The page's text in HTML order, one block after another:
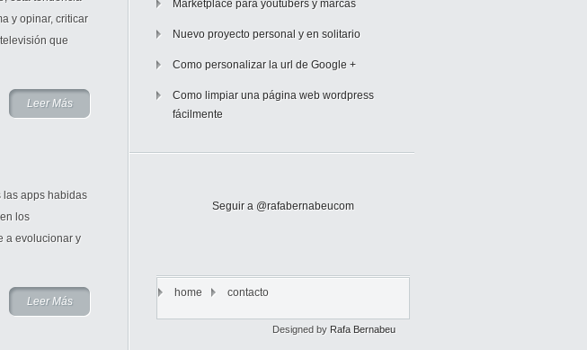
y opinar, criticar
que
Leer Más
las apps habidas
los
a evolucionar y
Leer Más
Marketplace para youtubers y marcas
Nuevo proyecto personal y en solitario
Como personalizar la url de Google +
Como limpiar una página web wordpress
fácilmente
Seguir a @rafabernabeucom
home contacto
Designed by Rafa Bernabeu